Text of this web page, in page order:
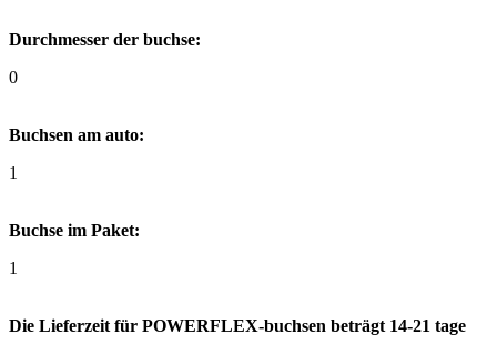
Durchmesser der buchse:
0
Buchsen am auto:
1
Buchse im Paket:
1
Die Lieferzeit für POWERFLEX-buchsen beträgt 14-21 tage